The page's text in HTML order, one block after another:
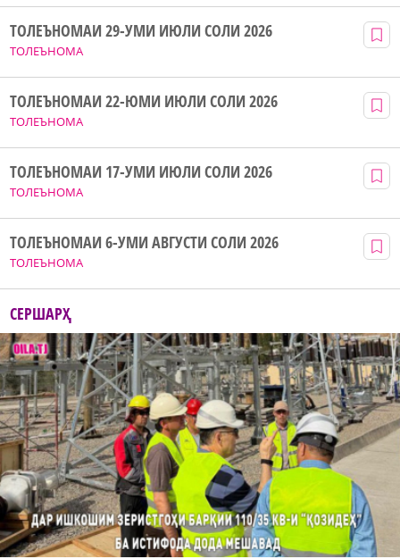
ТОЛЕЪНОМА
ТОЛЕЪНОМАИ 29-УМИ ИЮЛИ СОЛИ 2026
ТОЛЕЪНОМА
ТОЛЕЪНОМАИ 22-ЮМИ ИЮЛИ СОЛИ 2026
ТОЛЕЪНОМА
ТОЛЕЪНОМАИ 17-УМИ ИЮЛИ СОЛИ 2026
ТОЛЕЪНОМА
ТОЛЕЪНОМАИ 6-УМИ АВГУСТИ СОЛИ 2026
СЕРШАРҲ